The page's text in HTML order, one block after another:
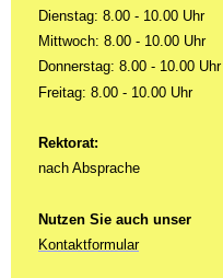
Dienstag: 8.00 - 10.00 Uhr
Mittwoch: 8.00 - 10.00 Uhr
Donnerstag: 8.00 - 10.00 Uhr
Freitag: 8.00 - 10.00 Uhr
Rektorat:
nach Absprache
Nutzen Sie auch unser
Kontaktformular